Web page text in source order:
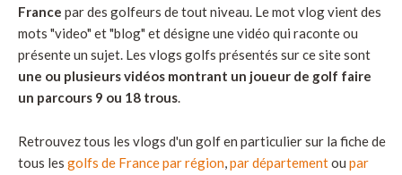
France par des golfeurs de tout niveau. Le mot vlog vient des
mots "video" et "blog" et désigne une vidéo qui raconte ou
présente un sujet. Les vlogs golfs présentés sur ce site sont
une ou plusieurs vidéos montrant un joueur de golf faire
un parcours 9 ou 18 trous.
Retrouvez tous les vlogs d'un golf en particulier sur la fiche de
tous les golfs de France par région,par départementou par